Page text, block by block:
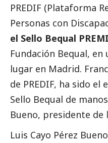
PREDIF (Plataforma
Personas con
el Sello Bequal
Fundación Bequal,
lugar en Madrid.
de PREDIF, ha sido el
Sello Bequal de
Bueno, presidente de
Luis Cayo Pérez